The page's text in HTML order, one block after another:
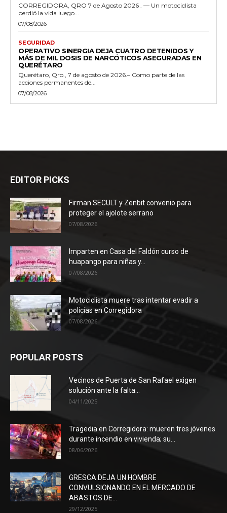
CORREGIDORA, QRO 7 de Agosto 2026 . — Un motociclista
perdió la vida luego...
07/08/2026
SEGURIDAD
OPERATIVO SINERGIA DEJA CUATRO DETENIDOS Y
MÁS DE MIL DOSIS DE NARCÓTICOS ASEGURADAS EN
QUERÉTARO
Querétaro, Qro., 7 de agosto de 2026.– Como parte de las
acciones permanentes de...
07/08/2026
EDITOR PICKS
Firman SECULT y Zenbit convenio para
proteger el ajolote serrano
07/08/2026
Imparten en Casa del Faldón curso de
huapango para niñas y...
07/08/2026
Motociclista muere tras intentar evadir a
policías en Corregidora
07/08/2026
POPULAR POSTS
Vecinos de Puerta de San Rafael exigen
solución ante la falta...
04/11/2025
Tragedia en Corregidora: mueren tres jóvenes
durante incendio en vivienda; su...
08/06/2026
GRESCA DEJA UN HOMBRE
CONVULSIONANDO EN EL MERCADO DE
ABASTOS DE...
29/12/2025